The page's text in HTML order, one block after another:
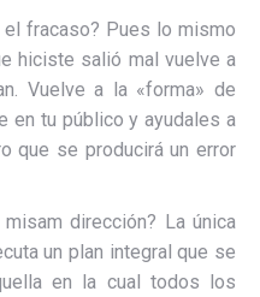
fracaso? Pues lo mismo
hiciste salió mal vuelve a
Vuelve a la «forma» de
en tu público y ayudales a
que se producirá un error
dirección? La única
un plan integral que se
en la cual todos los